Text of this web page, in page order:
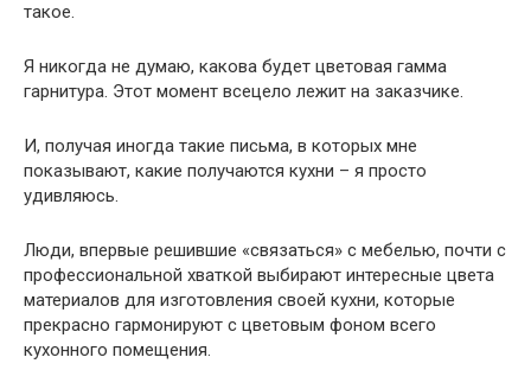
такое.
Я никогда не думаю, какова будет цветовая гамма
гарнитура. Этот момент всецело лежит на заказчике.
И, получая иногда такие письма, в которых мне
показывают, какие получаются кухни – я просто
удивляюсь.
Люди, впервые решившие «связаться» с мебелью, почти с
профессиональной хваткой выбирают интересные цвета
материалов для изготовления своей кухни, которые
прекрасно гармонируют с цветовым фоном всего
кухонного помещения.